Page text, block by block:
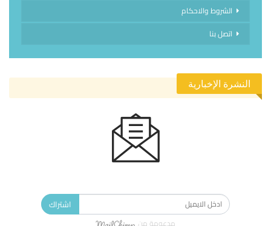
الشروط والاحكام
اتصل بنا
النشرة الإخبارية
اشتراك